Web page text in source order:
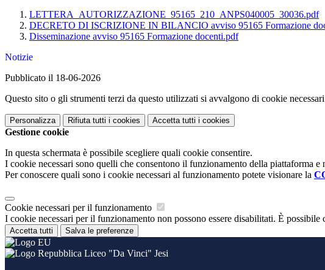
LETTERA_AUTORIZZAZIONE_95165_210_ANPS040005_30036.pdf
DECRETO DI ISCRIZIONE IN BILANCIO avviso 95165 Formazione
Disseminazione avviso 95165 Formazione docenti.pdf
Notizie
Pubblicato il 18-06-2026
Questo sito o gli strumenti terzi da questo utilizzati si avvalgono di cookie
Personalizza Rifiuta tutti i cookies Accetta tutti i cookies
Gestione cookie
In questa schermata è possibile scegliere quali cookie consentire.
I cookie necessari sono quelli che consentono il funzionamento della piattaforma e
Per conoscere quali sono i cookie necessari al funzionamento potete visionare la
Cookie necessari per il funzionamento
I cookie necessari per il funzionamento non possono essere disabilitati. È
Accetta tutti Salva le preferenze
Liceo "Da Vinci" Jesi